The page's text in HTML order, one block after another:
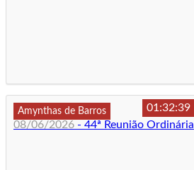
Amynthas de Barros
01:32:39
08/06/2026 - 44ª Reunião Ordinária